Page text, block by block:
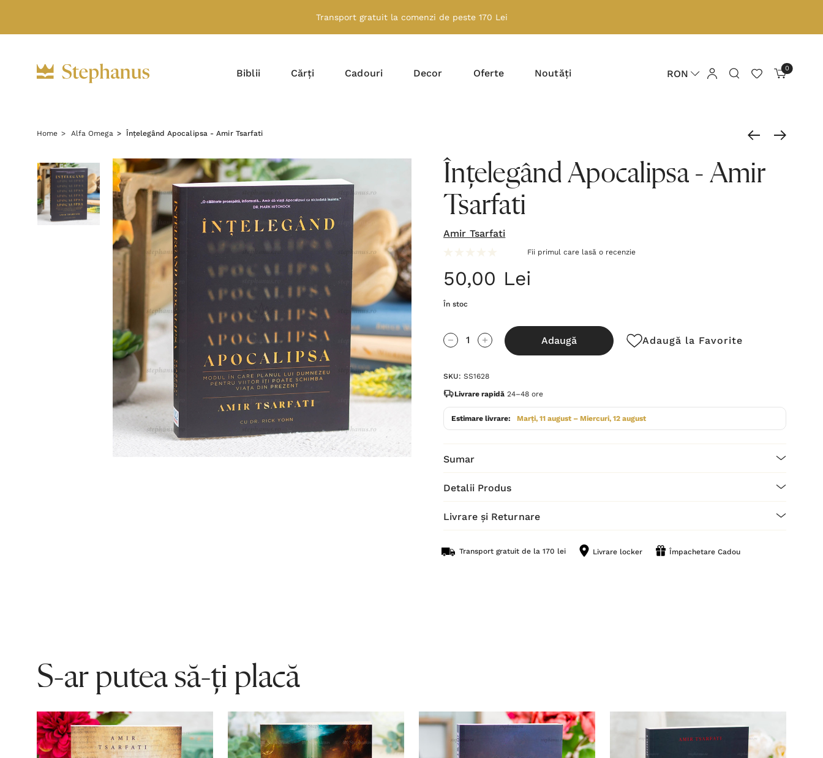
Transport gratuit la comenzi de peste 170 Lei
Biblii Cărți Cadouri Decor Oferte Noutăți RON 0
Home Alfa Omega Înțelegând Apocalipsa - Amir Tsarfati
Înțelegând Apocalipsa - Amir
Tsarfati
Amir Tsarfati
Fii primul care lasă o recenzie
50,00 Lei
În stoc
Grăbește-
te!
curent
este:
Cantitate scăzută:Cantitate Crescută:
Adaugă Adaugă la Favorite
SKU: SS1628
Livrare rapidă 24–48 ore
Estimare livrare: Marți, 11 august – Miercuri, 12 august
Sumar
Detalii Produs
Livrare și Returnare
Transport gratuit de la 170 lei Livrare locker Împachetare Cadou
S-ar putea să-ți placă